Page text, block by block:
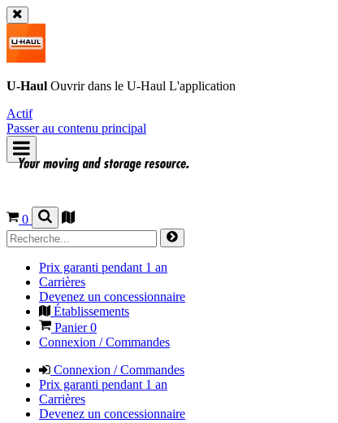
U-Haul Ouvrir dans le U-Haul L'application
Actif
Passer au contenu principal
0
Prix garanti pendant 1 an
Carrières
Devenez un concessionnaire
Établissements
Panier0
Connexion / Commandes
Connexion / Commandes
Prix garanti pendant 1 an
Carrières
Devenez un concessionnaire